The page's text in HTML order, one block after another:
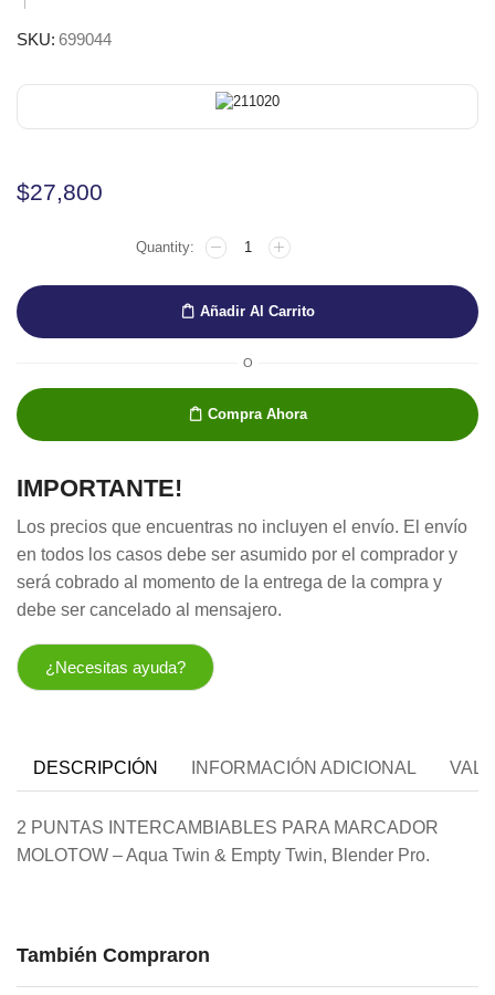
SKU: 699044
$27,800
2
ROUND
4MM
2PC
MOLOTOW
Añadir Al Carrito
O
Compra Ahora
IMPORTANTE!
Los precios que encuentras no incluyen el envío. El envío
en todos los casos debe ser asumido por el comprador y
será cobrado al momento de la entrega de la compra y
debe ser cancelado al mensajero.
¿Necesitas ayuda?
DESCRIPCIÓN INFORMACIÓN ADICIONAL
2 PUNTAS INTERCAMBIABLES PARA MARCADOR
MOLOTOW – Aqua Twin & Empty Twin, Blender Pro.
También Compraron